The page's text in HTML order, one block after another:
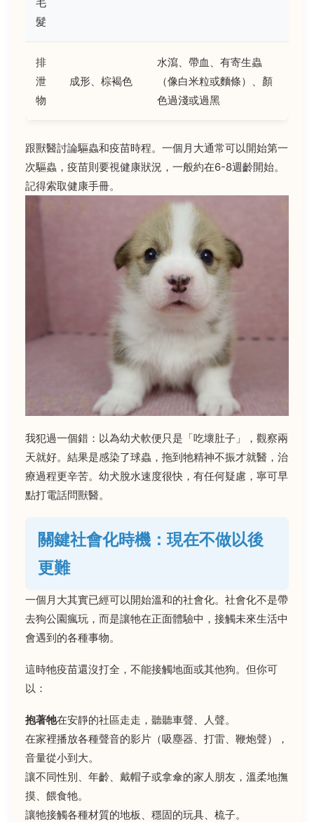
髮
排
泄
物
成形、棕褐色
水瀉、帶血、有寄生蟲
（像白米粒或麵條）、顏
色過淺或過黑
跟獸醫討論驅蟲和疫苗時程。一個月大通常可以開始第一
次驅蟲，疫苗則要視健康狀況，一般約在6-8週齡開始。
記得索取健康手冊。
我犯過一個錯：以為幼犬軟便只是「吃壞肚子」，觀察兩
天就好。結果是感染了球蟲，拖到牠精神不振才就醫，治
療過程更辛苦。幼犬脫水速度很快，有任何疑慮，寧可早
點打電話問獸醫。
關鍵社會化時機：現在不做以後
更難
一個月大其實已經可以開始溫和的社會化。社會化不是帶
去狗公園瘋玩，而是讓牠在正面體驗中，接觸未來生活中
會遇到的各種事物。
這時牠疫苗還沒打全，不能接觸地面或其他狗。但你可
以：
抱著牠在安靜的社區走走，聽聽車聲、人聲。
在家裡播放各種聲音的影片（吸塵器、打雷、鞭炮聲），
音量從小到大。
讓不同性別、年齡、戴帽子或拿傘的家人朋友，溫柔地撫
摸、餵食牠。
讓牠接觸各種材質的地板、穩固的玩具、梳子。